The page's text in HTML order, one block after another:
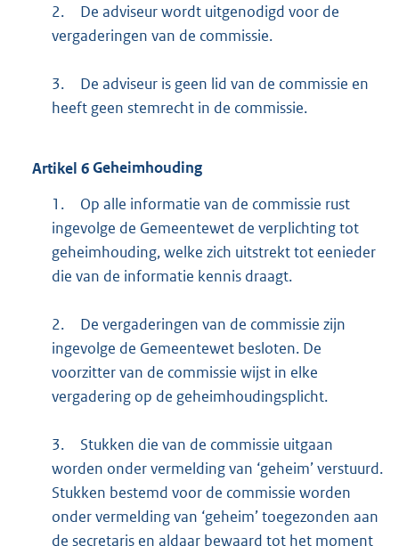
2.
De adviseur wordt uitgenodigd voor de
vergaderingen van de commissie.
3.
De adviseur is geen lid van de commissie en
heeft geen stemrecht in de commissie.
Artikel 6Geheimhouding
1.
Op alle informatie van de commissie rust
ingevolge de Gemeentewet de verplichting tot
geheimhouding, welke zich uitstrekt tot eenieder
die van de informatie kennis draagt.
2.
De vergaderingen van de commissie zijn
ingevolge de Gemeentewet besloten. De
voorzitter van de commissie wijst in elke
vergadering op de geheimhoudingsplicht.
3.
Stukken die van de commissie uitgaan
worden onder vermelding van ‘geheim’ verstuurd.
Stukken bestemd voor de commissie worden
onder vermelding van ‘geheim’ toegezonden aan
de secretaris en aldaar bewaard tot het moment